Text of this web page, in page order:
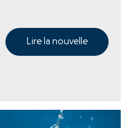
Lire la nouvelle